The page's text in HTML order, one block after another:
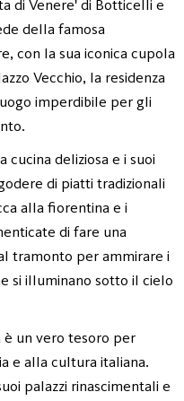
di Venere' di Botticelli e
della famosa
con la sua iconica cupola
Vecchio, la residenza
imperdibile per gli
cucina deliziosa e i suoi
di piatti tradizionali
alla fiorentina e i
di fare una
tramonto per ammirare i
si illuminano sotto il cielo
un vero tesoro per
e alla cultura italiana.
palazzi rinascimentali e